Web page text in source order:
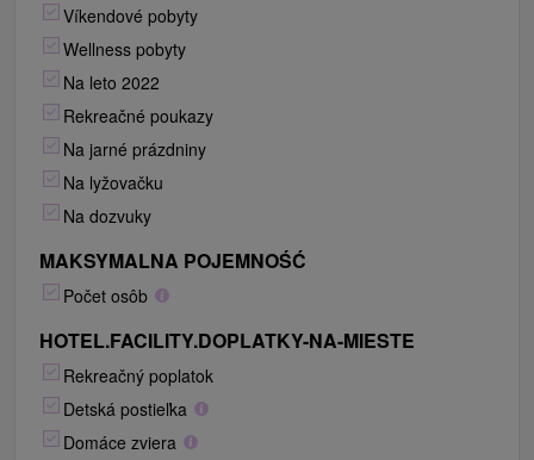
Víkendové pobyty
Wellness pobyty
Na leto 2022
Rekreačné poukazy
Na jarné prázdniny
Na lyžovačku
Na dozvuky
MAKSYMALNA POJEMNOŚĆ
Počet osôb
HOTEL.FACILITY.DOPLATKY-NA-MIESTE
Rekreačný poplatok
Detská postieľka
Domáce zviera